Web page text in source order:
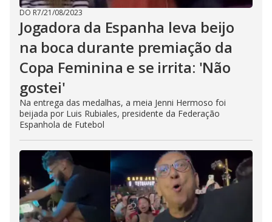
DO R7/21/08/2023
Jogadora da Espanha leva beijo
na boca durante premiação da
Copa Feminina e se irrita: 'Não
gostei'
Na entrega das medalhas, a meia Jenni Hermoso foi
beijada por Luis Rubiales, presidente da Federação
Espanhola de Futebol